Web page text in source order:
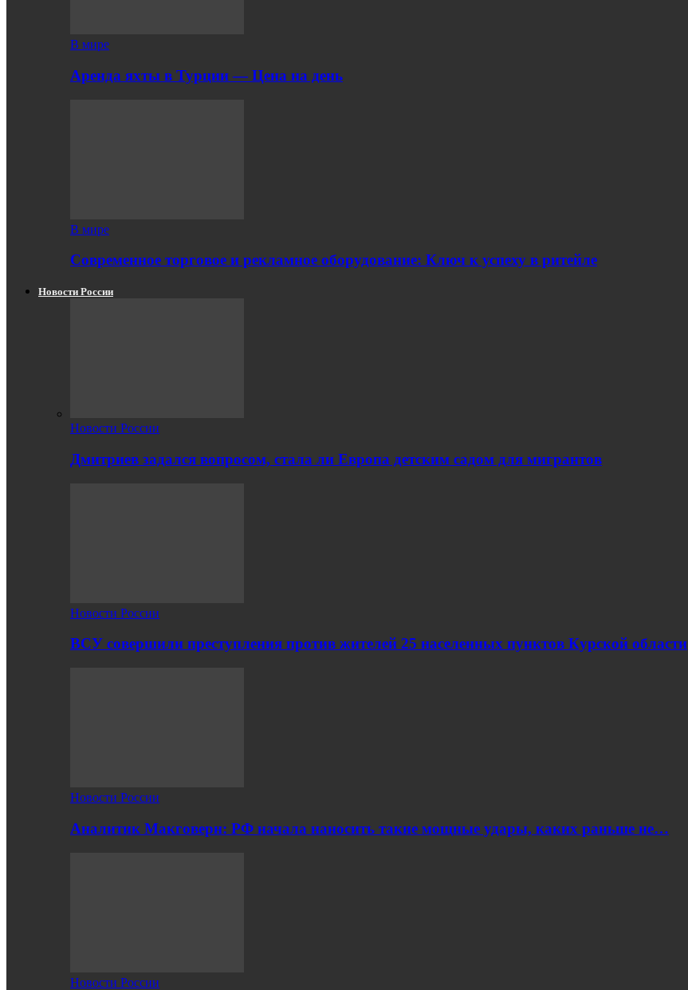
В мире
Аренда яхты в Турции — Цена на день
В мире
Современное торговое и рекламное оборудование: Ключ к успеху в ритейле
Новости России
Новости России
Дмитриев задался вопросом, стала ли Европа детским садом для мигрантов
Новости России
ВСУ совершили преступления против жителей 25 населенных пунктов Курской области
Новости России
Аналитик Макговерн: РФ начала наносить такие мощные удары, каких раньше не…
Новости России